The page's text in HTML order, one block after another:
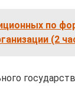
по
(2